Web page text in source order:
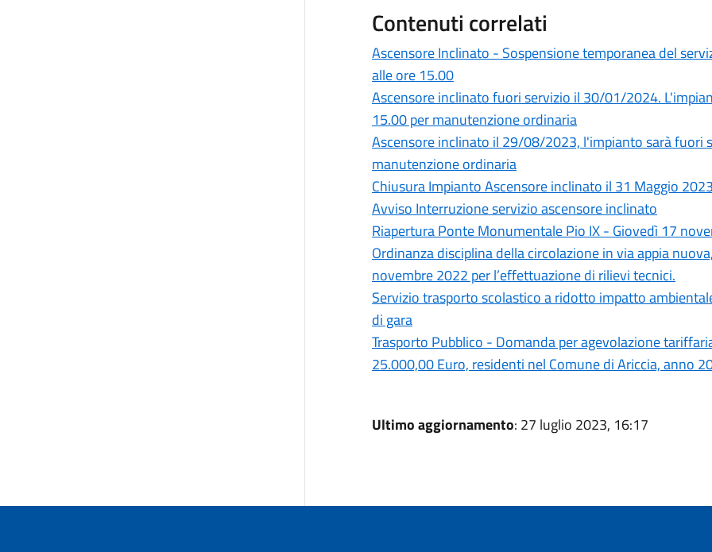
Contenuti correlati
Ascensore Inclinato - Sospensione temporanea del
alle ore 15.00
Ascensore inclinato fuori servizio il 30/01/2024.
15.00 per manutenzione ordinaria
Ascensore inclinato il 29/08/2023, l'impianto sarà fuori
manutenzione ordinaria
Chiusura Impianto Ascensore inclinato il 31 Maggio
Avviso Interruzione servizio ascensore inclinato
Riapertura Ponte Monumentale Pio IX - Giovedì 17
Ordinanza disciplina della circolazione in via appia
novembre 2022 per l’effettuazione di rilievi tecnici.
Servizio trasporto scolastico a ridotto impatto
di gara
Trasporto Pubblico - Domanda per agevolazione
25.000,00 Euro, residenti nel Comune di Ariccia, anno
Ultimo aggiornamento: 27 luglio 2023, 16:17